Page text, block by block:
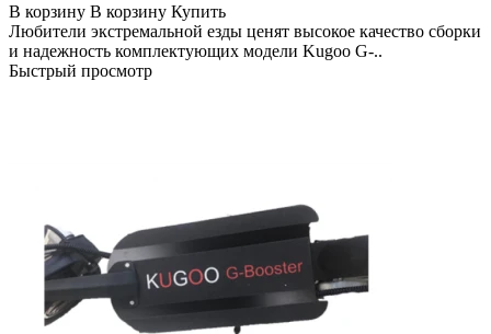
В корзину В корзину Купить
Любители экстремальной езды ценят высокое качество сборки
и надежность комплектующих модели Kugoo G-..
Быстрый просмотр